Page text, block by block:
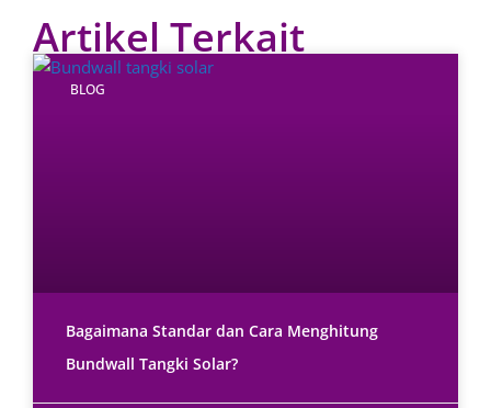
Artikel Terkait
BLOG
Bagaimana Standar dan Cara Menghitung
Bundwall Tangki Solar?